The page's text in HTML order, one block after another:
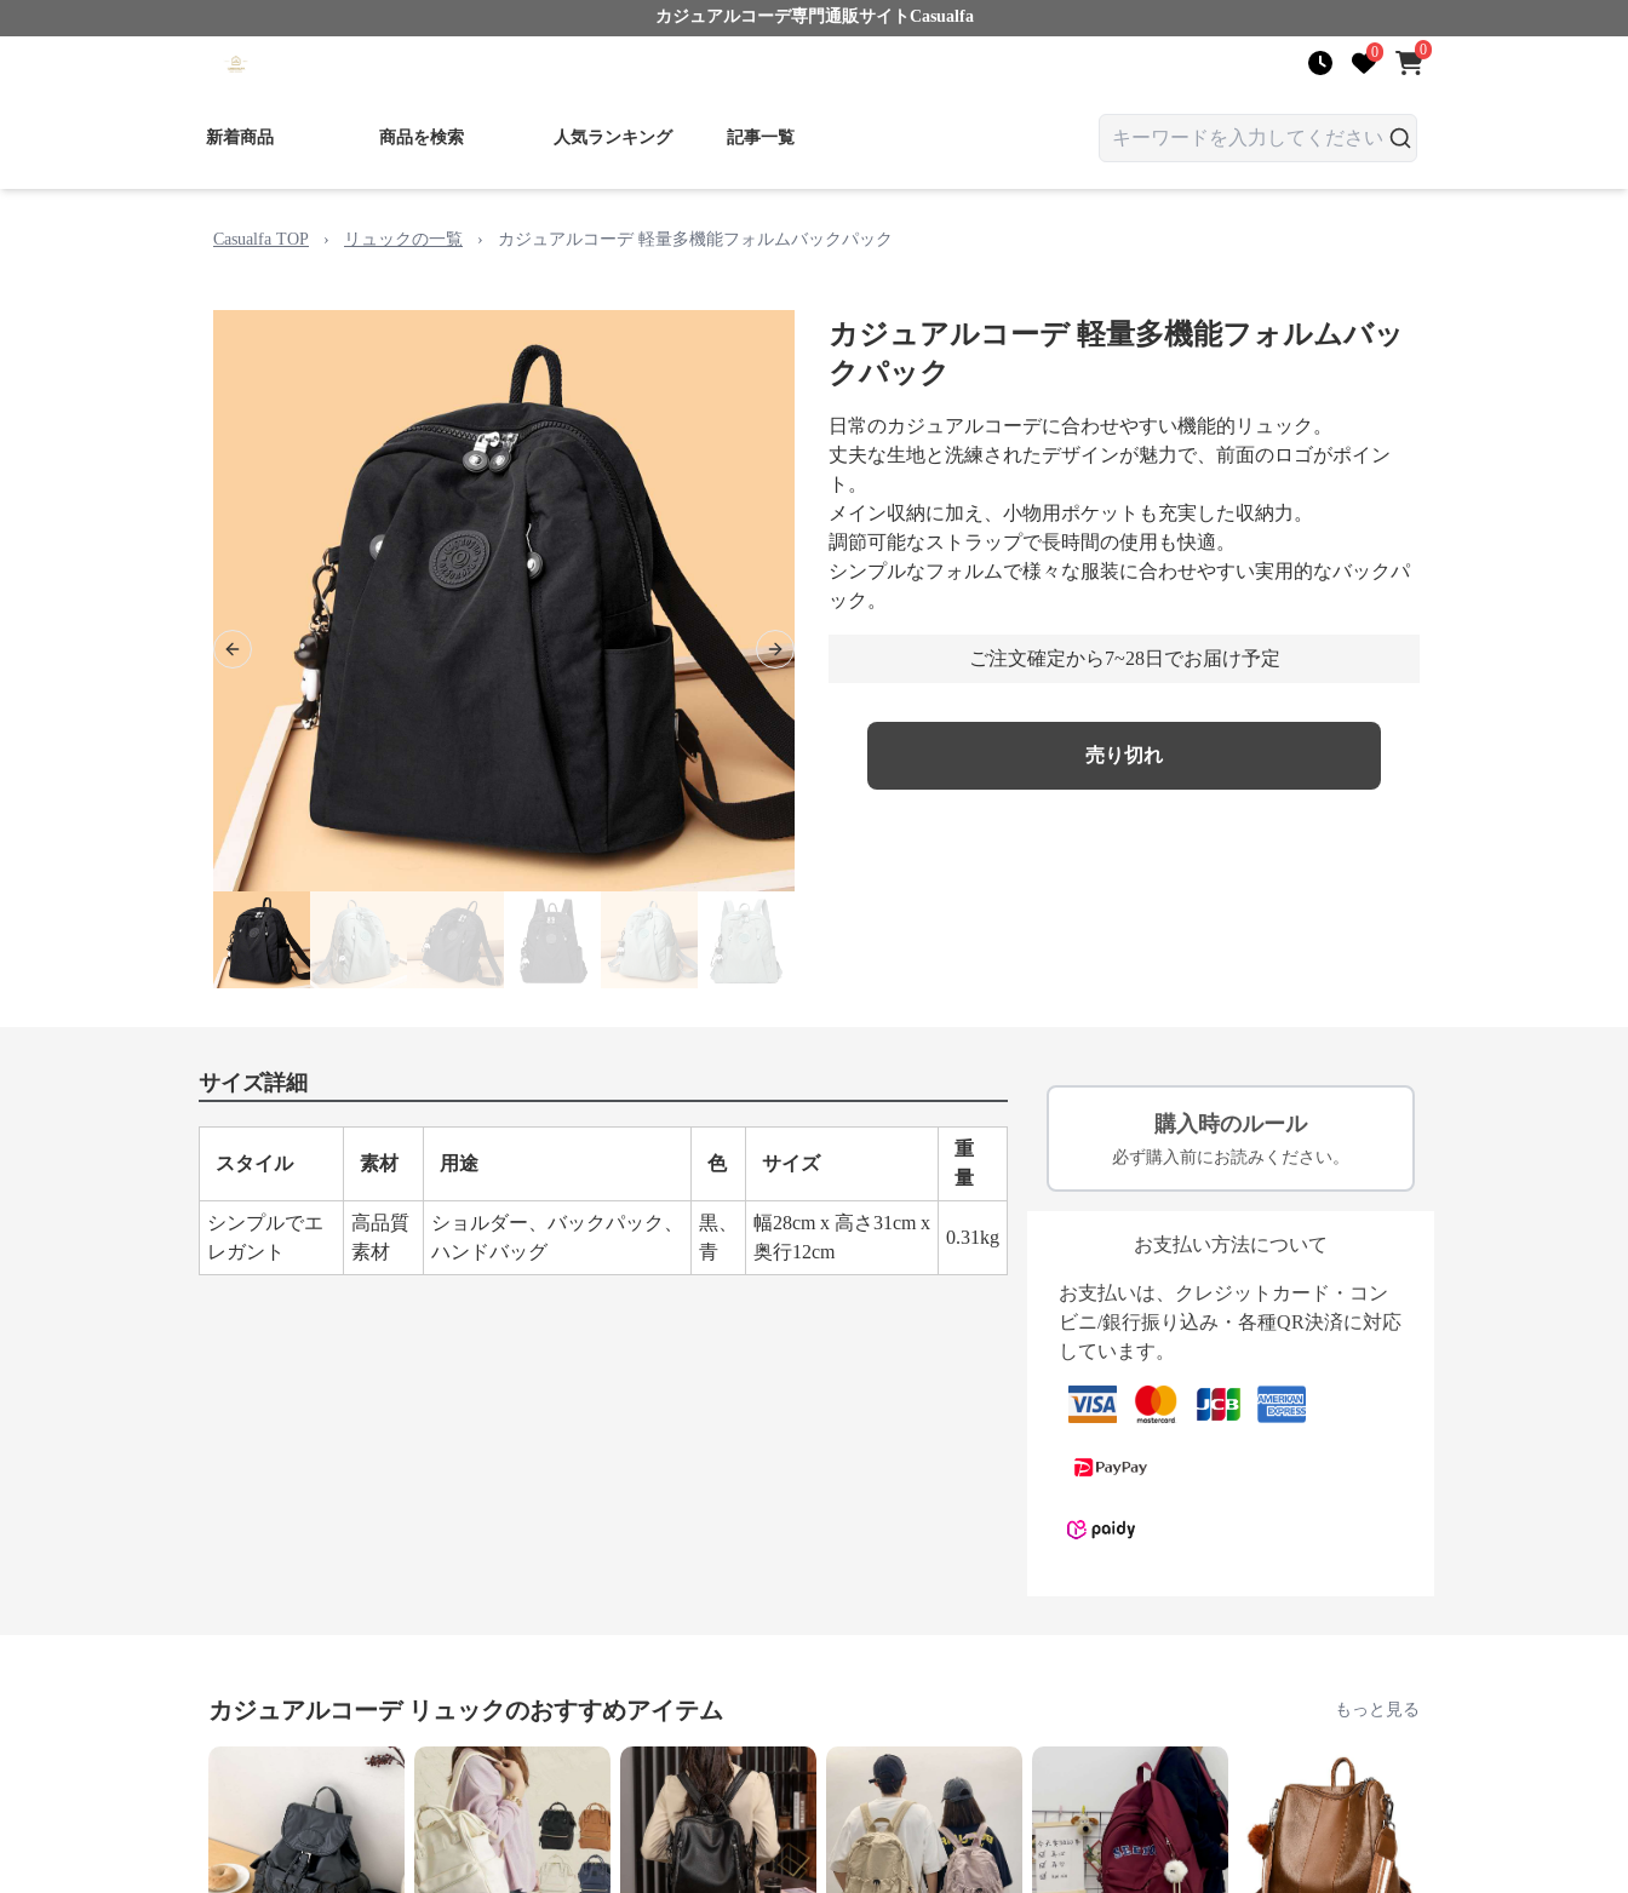
カジュアルコーデ専門通販サイト Casualfa
0 0
新着商品 商品を検索 人気ランキング 記事一覧
Casualfa TOP › リュックの一覧 › カジュアルコーデ 軽量多機能フォルムバックパック
Previous slide Next slide
カジュアルコーデ 軽量多機能フォルムバッ
クパック
日常のカジュアルコーデに合わせやすい機能的リュック。
丈夫な生地と洗練されたデザインが魅力で、前面のロゴがポイン
ト。
メイン収納に加え、小物用ポケットも充実した収納力。
調節可能なストラップで長時間の使用も快適。
シンプルなフォルムで様々な服装に合わせやすい実用的なバックパ
ック。
ご注文確定から7~28日でお届け予定
売り切れ
サイズ詳細
スタイル 素材 用途 色 サイズ
重
量
シンプルでエ
レガント
高品質
素材
ショルダー、バックパック、
ハンドバッグ
黒、
青
幅28cm x 高さ31cm x
奥行12cm
0.31kg
購入時のルール
必ず購入前にお読みください。
お支払い方法について
お支払いは、クレジットカード・コン
ビニ/銀行振り込み・各種QR決済に対応
しています。
カジュアルコーデ リュックのおすすめアイテム もっと見る